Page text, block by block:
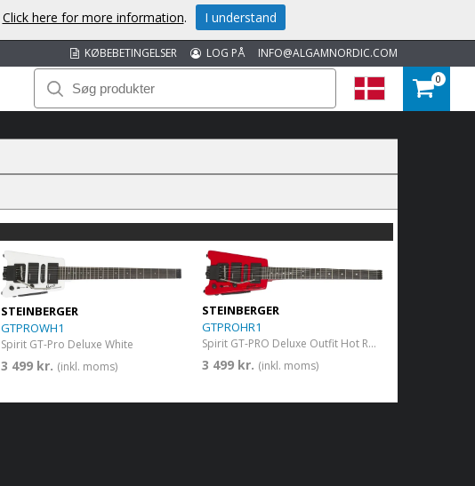
INFO@ALGAMNORDIC.COM
LOG PÅ
KØBEBETINGELSER
0
STEINBERGER
GTPROWH1
Spirit GT-Pro Deluxe White
3 499 kr. (inkl. moms)
STEINBERGER
GTPROHR1
Spirit GT-PRO Deluxe Outfit Hot Rod Red
3 499 kr. (inkl. moms)
Click here for more information. I understand